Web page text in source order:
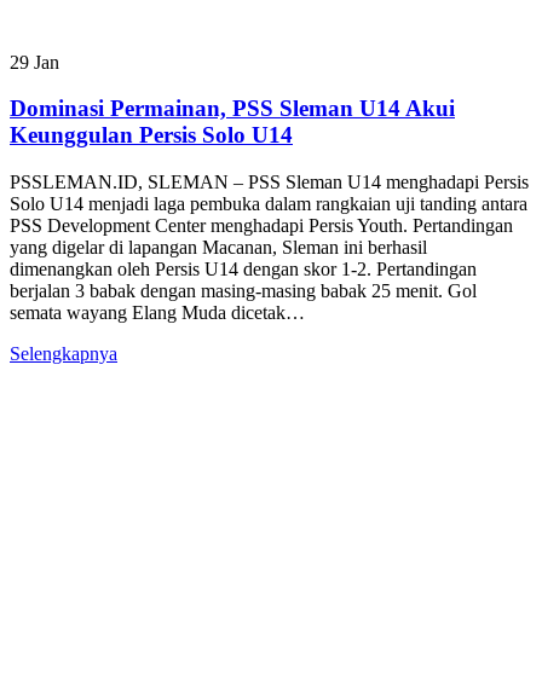
29 Jan
Dominasi Permainan, PSS Sleman U14 Akui
Keunggulan Persis Solo U14
PSSLEMAN.ID, SLEMAN – PSS Sleman U14 menghadapi Persis
Solo U14 menjadi laga pembuka dalam rangkaian uji tanding antara
PSS Development Center menghadapi Persis Youth. Pertandingan
yang digelar di lapangan Macanan, Sleman ini berhasil
dimenangkan oleh Persis U14 dengan skor 1-2. Pertandingan
berjalan 3 babak dengan masing-masing babak 25 menit. Gol
semata wayang Elang Muda dicetak…
Selengkapnya